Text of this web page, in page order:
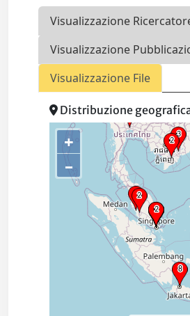
Visualizzazione
Visualizzazione
Visualizzazione File
Distribuzione
+
–